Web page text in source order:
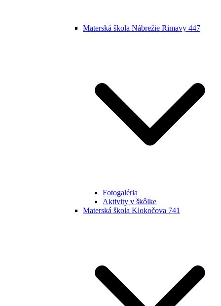
Materská škola Nábrežie Rimavy 447
Fotogaléria
Aktivity v škôlke
Materská škola Klokočova 741